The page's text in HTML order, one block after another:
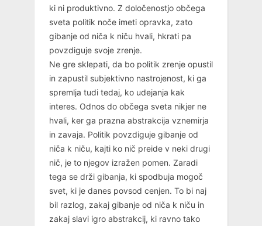
ki ni produktivno. Z določenostjo občega
sveta politik noče imeti opravka, zato
gibanje od niča k niču hvali, hkrati pa
povzdiguje svoje zrenje.
Ne gre sklepati, da bo politik zrenje opustil
in zapustil subjektivno nastrojenost, ki ga
spremlja tudi tedaj, ko udejanja kak
interes. Odnos do občega sveta nikjer ne
hvali, ker ga prazna abstrakcija vznemirja
in zavaja. Politik povzdiguje gibanje od
niča k niču, kajti ko nič preide v neki drugi
nič, je to njegov izražen pomen. Zaradi
tega se drži gibanja, ki spodbuja mogoč
svet, ki je danes povsod cenjen. To bi naj
bil razlog, zakaj gibanje od niča k niču in
zakaj slavi igro abstrakcij, ki ravno tako